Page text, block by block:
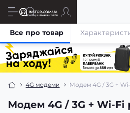
4G модеми Модем 4G / 3G +
Модем 4G / 3G + Wi-Fi
Все про товар